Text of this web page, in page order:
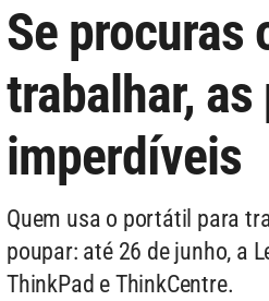
Se procuras
trabalhar,
imperdíveis
Quem usa o portátil para
poupar: até 26 de junho, a
ThinkPad e ThinkCentre.